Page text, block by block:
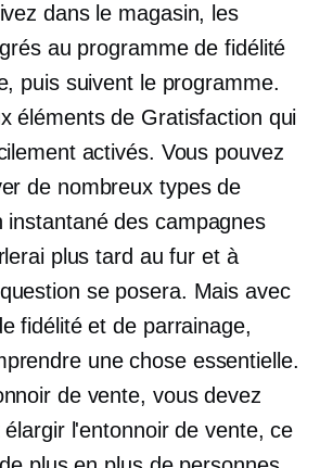
dans le magasin, les
au programme de fidélité
puis suivent le programme.
éléments de Gratisfaction qui
activés. Vous pouvez
de nombreux types de
instantanédes campagnes
plus tard au fur et à
se posera. Mais avec
fidélité et de parrainage,
une chose essentielle.
de vente, vous devez
l'entonnoir de vente, ce